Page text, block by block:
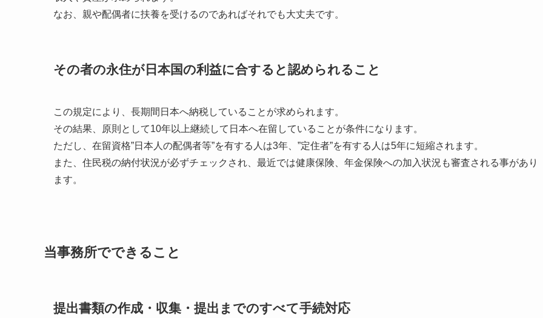
なお、親や配偶者に扶養を受けるのであればそれでも大丈夫です。
その者の永住が日本国の利益に合すると認められること
この規定により、長期間日本へ納税していることが求められます。
その結果、原則として10年以上継続して日本へ在留していることが条件になります。
ただし、在留資格”日本人の配偶者等”を有する人は3年、”定住者”を有する人は5年に短縮されます。
また、住民税の納付状況が必ずチェックされ、最近では健康保険、年金保険への加入状況も審査される事があり
ます。
当事務所でできること
提出書類の作成・収集・提出までのすべて手続対応